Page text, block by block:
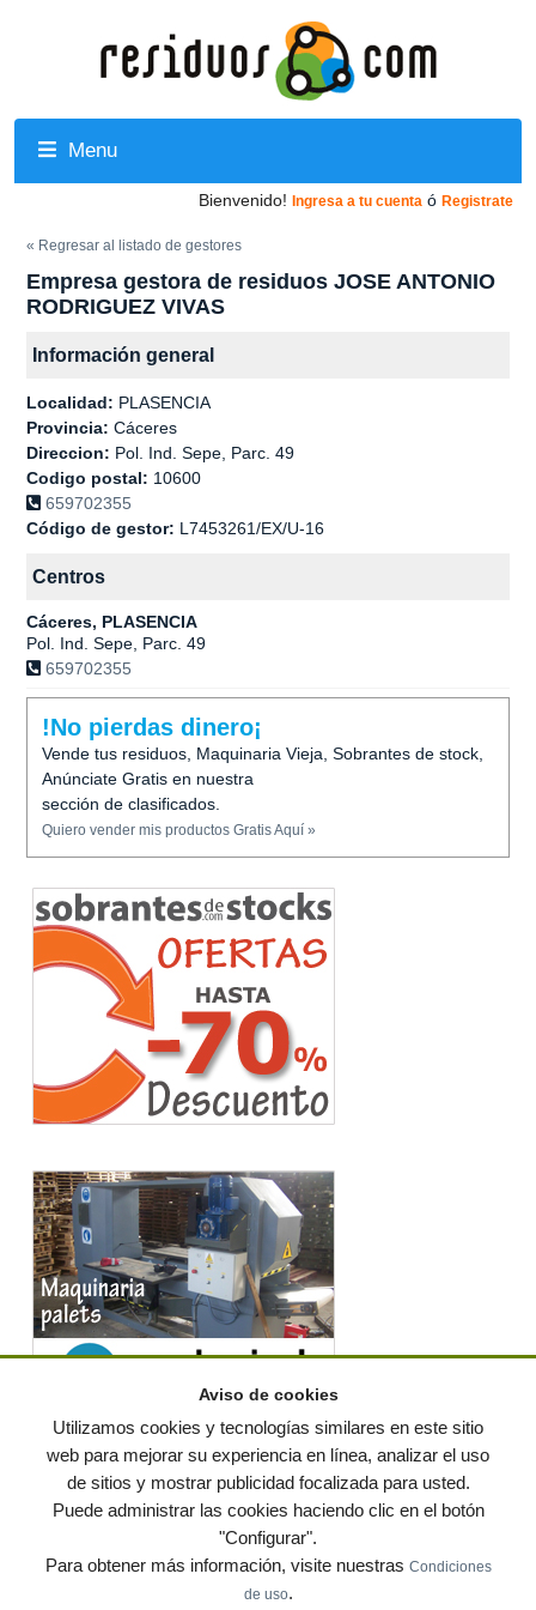
Menu
Bienvenido! Ingresa a tu cuenta ó Registrate
« Regresar al listado de gestores
Empresa gestora de residuos JOSE ANTONIO
RODRIGUEZ VIVAS
Información general
Localidad: PLASENCIA
Provincia: Cáceres
Direccion: Pol. Ind. Sepe, Parc. 49
Codigo postal: 10600
659702355
Código de gestor: L7453261/EX/U-16
Centros
Cáceres, PLASENCIA
Pol. Ind. Sepe, Parc. 49
659702355
!No pierdas dinero¡
Vende tus residuos, Maquinaria Vieja, Sobrantes de stock,
Anúnciate Gratis en nuestra
sección de clasificados.
Quiero vender mis productos Gratis Aquí »
© residuos.com - Todos los derechos reservados Política de privacidad
Condiciones de uso|Contacto |Editores|Mapa web|Preguntas frecuentes|Publica
tus anuncios gratis!
Aviso de cookies
Utilizamos cookies y tecnologías similares en este sitio
web para mejorar su experiencia en línea, analizar el uso
de sitios y mostrar publicidad focalizada para usted.
Puede administrar las cookies haciendo clic en el botón
"Configurar".
Para obtener más información, visite nuestras Condiciones
de uso.